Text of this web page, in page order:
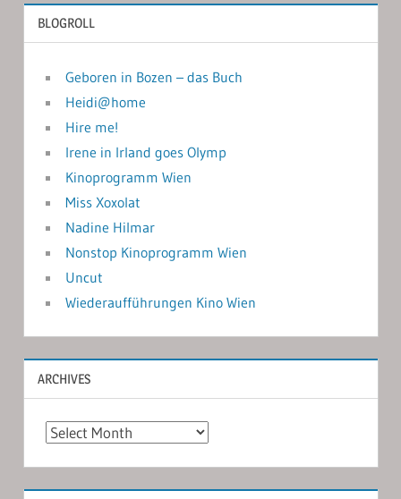
BLOGROLL
Geboren in Bozen – das Buch
Heidi@home
Hire me!
Irene in Irland goes Olymp
Kinoprogramm Wien
Miss Xoxolat
Nadine Hilmar
Nonstop Kinoprogramm Wien
Uncut
Wiederaufführungen Kino Wien
ARCHIVES
Archives